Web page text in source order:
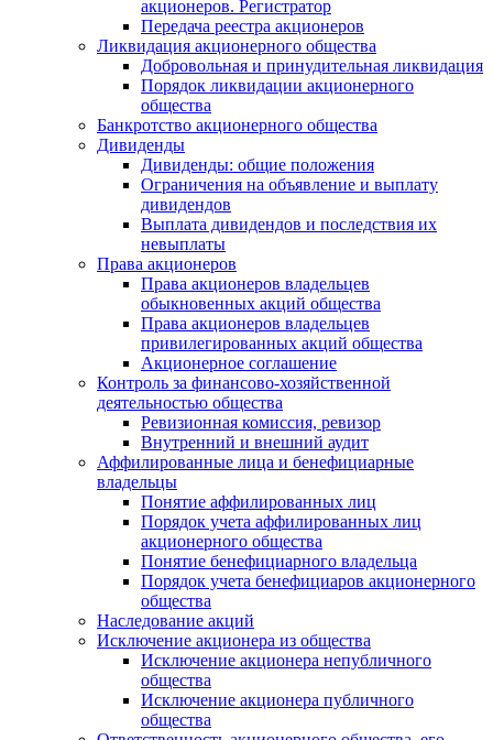
акционеров. Регистратор
Передача реестра акционеров
Ликвидация акционерного общества
Добровольная и принудительная ликвидация
Порядок ликвидации акционерного
общества
Банкротство акционерного общества
Дивиденды
Дивиденды: общие положения
Ограничения на объявление и выплату
дивидендов
Выплата дивидендов и последствия их
невыплаты
Права акционеров
Права акционеров владельцев
обыкновенных акций общества
Права акционеров владельцев
привилегированных акций общества
Акционерное соглашение
Контроль за финансово-хозяйственной
деятельностью общества
Ревизионная комиссия, ревизор
Внутренний и внешний аудит
Аффилированные лица и бенефициарные
владельцы
Понятие аффилированных лиц
Порядок учета аффилированных лиц
акционерного общества
Понятие бенефициарного владельца
Порядок учета бенефициаров акционерного
общества
Наследование акций
Исключение акционера из общества
Исключение акционера непубличного
общества
Исключение акционера публичного
общества